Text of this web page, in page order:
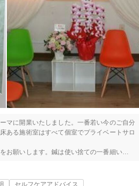
マに開業いたしました。一番若い今のご自分
ある施術室はすべて個室でプライベートサロ
願いします。鍼は使い捨ての一番細い鍼を
顔も体の一部と言う考えのもと、全身鍼灸
私の身体と向き合う空間」ゆったりと自分
セルフケアアドバイス